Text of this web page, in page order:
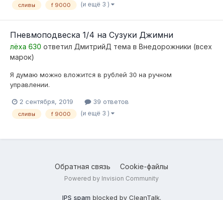
сливы f 9000 (и ещё 3 )
Пневмоподвеска 1/4 на Сузуки Джимни
лёха 630 ответил ДмитрийД тема в Внедорожники (всех
марок)
Я думаю можно вложится в рублей 30 на ручном
управлении.
2 сентября, 2019 39 ответов
сливы f 9000 (и ещё 3 )
Обратная связь Cookie-файлы
Powered by Invision Community
IPS spam blocked by CleanTalk.